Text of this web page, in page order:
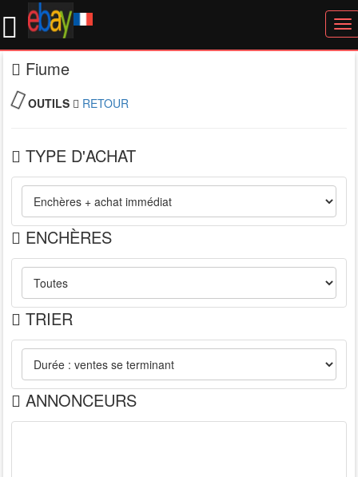
Fiume
OUTILS RETOUR
TYPE D'ACHAT
ENCHÈRES
TRIER
ANNONCEURS